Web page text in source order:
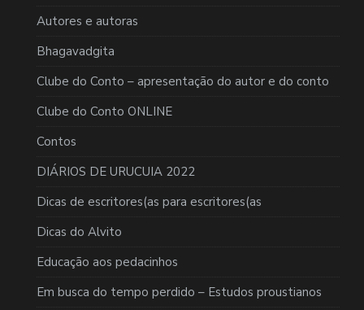
Autores e autoras
Bhagavadgita
Clube do Conto – apresentação do autor e do conto
Clube do Conto ONLINE
Contos
DIÁRIOS DE URUCUIA 2022
Dicas de escritores(as para escritores(as
Dicas do Alvito
Educação aos pedacinhos
Em busca do tempo perdido – Estudos proustianos